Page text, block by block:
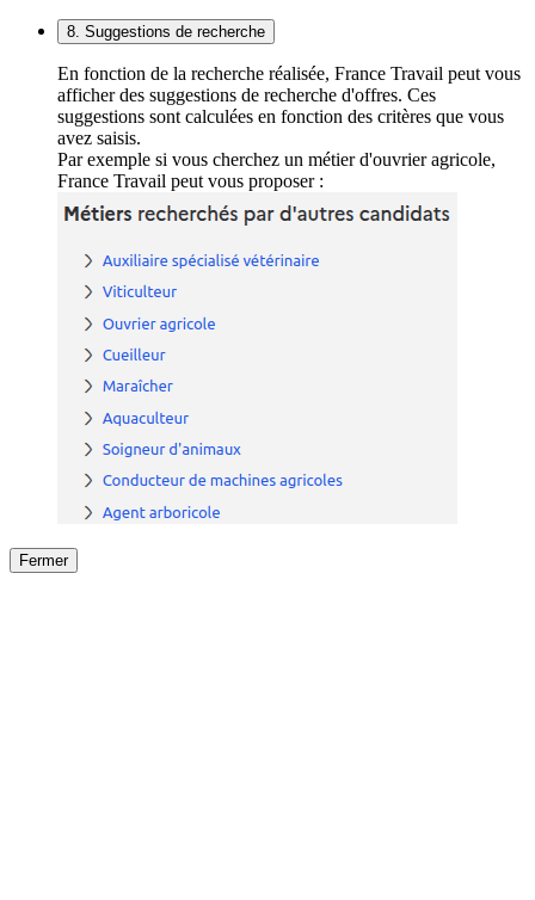
8. Suggestions de recherche
En fonction de la recherche réalisée, France Travail peut vous
afficher des suggestions de recherche d'offres. Ces
suggestions sont calculées en fonction des critères que vous
avez saisis.
Par exemple si vous cherchez un métier d'ouvrier agricole,
France Travail peut vous proposer :
Fermer